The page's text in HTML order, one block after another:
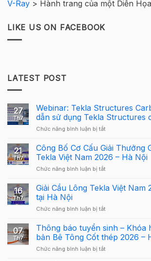
V-Ray > Hành trang của một Diễn
LIKE US ON FACEBOOK
LATEST POST
27
Th7
Webinar: Tekla Structures
dẫn sử dụng Tekla Structures
Chức năng bình luận bị tắtở
Tekla
Structures
Carbon
–
dẫn
Tekla
cho
người
21
Th7
Công Bố Cơ Cấu Giải Thưởng
Tekla Việt Nam 2026 – Hà Nội
Chức năng bình luận bị tắtở
Bố
Giải
Giải
Cầu
Lông
Tekla
16
Th7
Giải Cầu Lông Tekla Việt Nam
tại Hà Nội
Chức năng bình luận bị tắtở
Cầu
Lông
Tekla
Việt
07
Th7
Thông báo tuyển sinh – Khóa
bản Bê Tông Cốt thép 2026 –
Chức năng bình luận bị tắtở